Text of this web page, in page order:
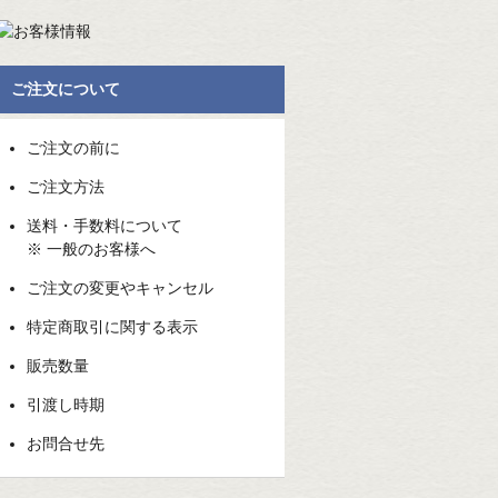
ご注文について
ご注文の前に
ご注文方法
送料・手数料について
※ 一般のお客様へ
ご注文の変更やキャンセル
特定商取引に関する表示
販売数量
引渡し時期
お問合せ先